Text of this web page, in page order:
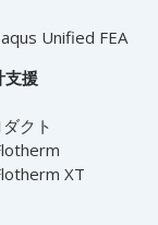
Unified FEA
支援
クト
XT